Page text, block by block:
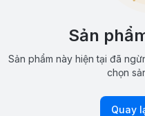
Sản
Sản phẩm này hiện tại đã
chọn
Quay